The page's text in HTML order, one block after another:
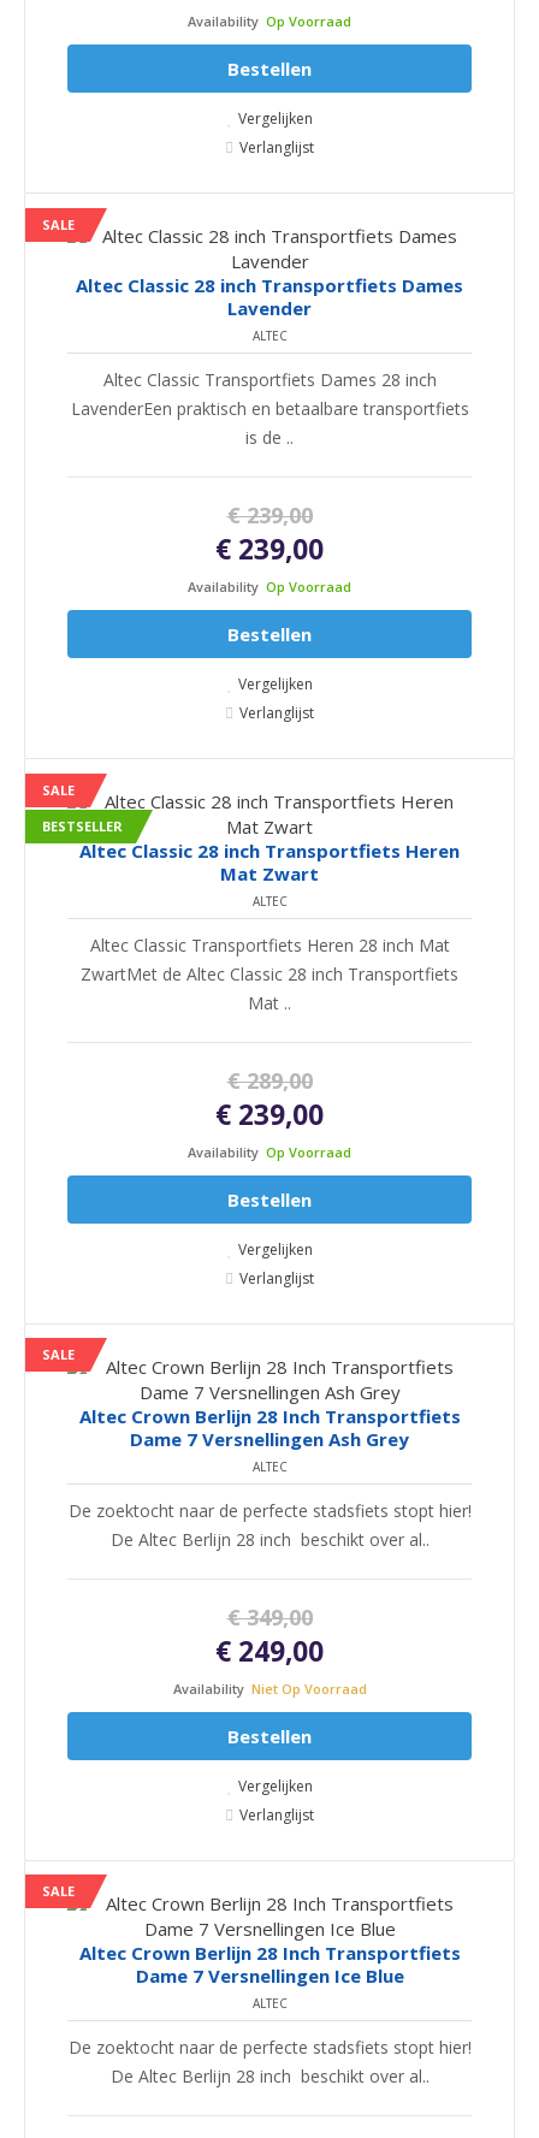
Availability Op Voorraad
Bestellen
Vergelijken
Verlanglijst
SALE
Altec Classic 28 inch Transportfiets Dames
Lavender
ALTEC
Altec Classic Transportfiets Dames 28 inch
LavenderEen praktisch en betaalbare transportfiets
is de ..
€ 239,00
€ 239,00
Availability Op Voorraad
Bestellen
Vergelijken
Verlanglijst
SALE
BESTSELLER
Altec Classic 28 inch Transportfiets Heren
Mat Zwart
ALTEC
Altec Classic Transportfiets Heren 28 inch Mat
ZwartMet de Altec Classic 28 inch Transportfiets
Mat ..
€ 289,00
€ 239,00
Availability Op Voorraad
Bestellen
Vergelijken
Verlanglijst
SALE
Altec Crown Berlijn 28 Inch Transportfiets
Dame 7 Versnellingen Ash Grey
ALTEC
De zoektocht naar de perfecte stadsfiets stopt hier!
De Altec Berlijn 28 inch beschikt over al..
€ 349,00
€ 249,00
Availability Niet Op Voorraad
Bestellen
Vergelijken
Verlanglijst
SALE
Altec Crown Berlijn 28 Inch Transportfiets
Dame 7 Versnellingen Ice Blue
ALTEC
De zoektocht naar de perfecte stadsfiets stopt hier!
De Altec Berlijn 28 inch beschikt over al..